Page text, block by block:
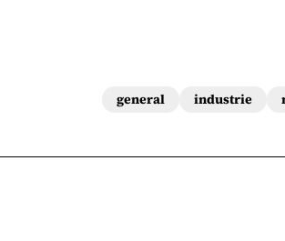
general industrie